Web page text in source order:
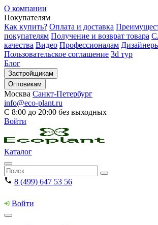
О компании
Покупателям
Как купить? Оплата и доставка
покупателям Получение и возврат товара
качества Видео Профессионалам
Пользовательское соглашение 3d тур
Блог
Застройщикам
Оптовикам
Москва Санкт-Петербург
info@eco-plant.ru
С 8:00 до 20:00 без выходных
Войти
Каталог
8 (499) 647 53 56
Войти